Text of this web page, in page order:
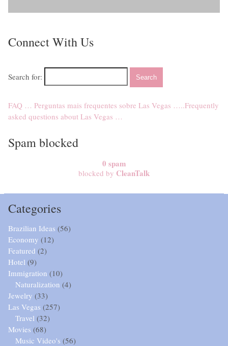
Connect With Us
Search for:
FAQ … Perguntas mais frequentes sobre Las Vegas …..Frequently
asked questions about Las Vegas …
Spam blocked
0 spam
blocked by CleanTalk
Categories
Brazilian Ideas (56)
Economy (12)
Featured (2)
Hotel (9)
Immigration (10)
Naturalization (4)
Jewelry (33)
Las Vegas (257)
Travel (32)
Movies (68)
Music Video's (56)